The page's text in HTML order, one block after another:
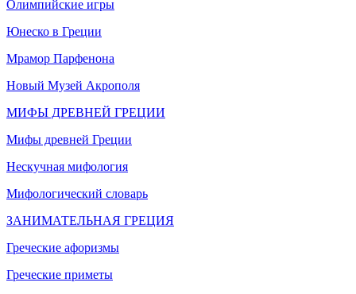
Олимпийские игры
Юнеско в Греции
Мрамор Парфенона
Новый Музей Акрополя
МИФЫ ДРЕВНЕЙ ГРЕЦИИ
Мифы древней Греции
Нескучная мифология
Мифологический словарь
ЗАНИМАТЕЛЬНАЯ ГРЕЦИЯ
Греческие афоризмы
Греческие приметы